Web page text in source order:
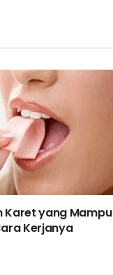
Karet yang Mampu
Kerjanya